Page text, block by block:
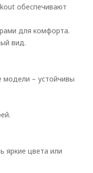
обеспечивают
для комфорта.
вид.
– устойчивы
яркие цвета или